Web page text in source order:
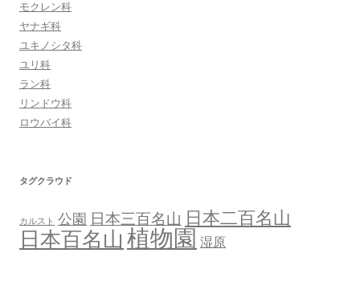
モクレン科
ヤナギ科
ユキノシタ科
ユリ科
ラン科
リンドウ科
ロウバイ科
タグクラウド
カルスト 公園 日本三百名山 日本二百名山
日本百名山 植物園 湿原